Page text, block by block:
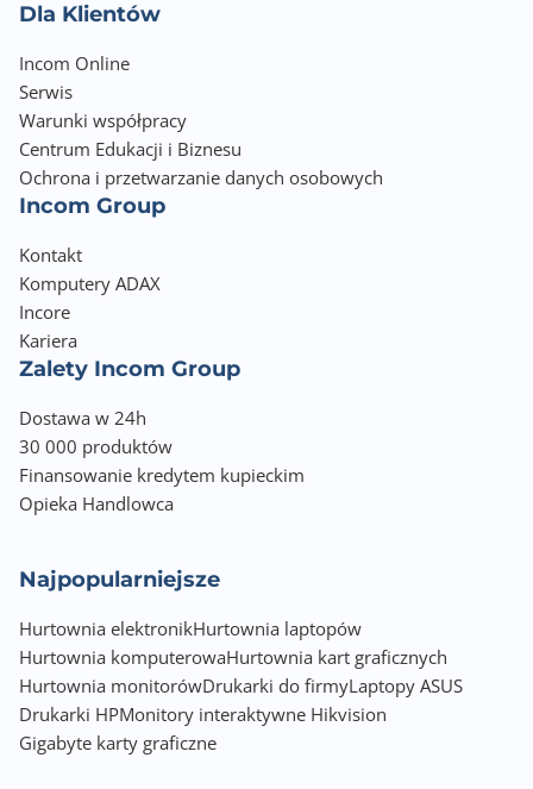
Dla Klientów
Incom Online
Serwis
Warunki współpracy
Centrum Edukacji i Biznesu
Ochrona i przetwarzanie danych osobowych
Incom Group
Kontakt
Komputery ADAX
Incore
Kariera
Zalety Incom Group
Dostawa w 24h
30 000 produktów
Finansowanie kredytem kupieckim
Opieka Handlowca
Najpopularniejsze
Hurtownia elektronikHurtownia laptopów
Hurtownia komputerowaHurtownia kart graficznych
Hurtownia monitorówDrukarki do firmyLaptopy ASUS
Drukarki HPMonitory interaktywne Hikvision
Gigabyte karty graficzne